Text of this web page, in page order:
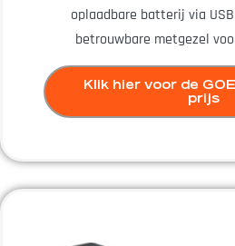
oplaadbare batterij via
betrouwbare metgezel
Klik hier voor de
prijs